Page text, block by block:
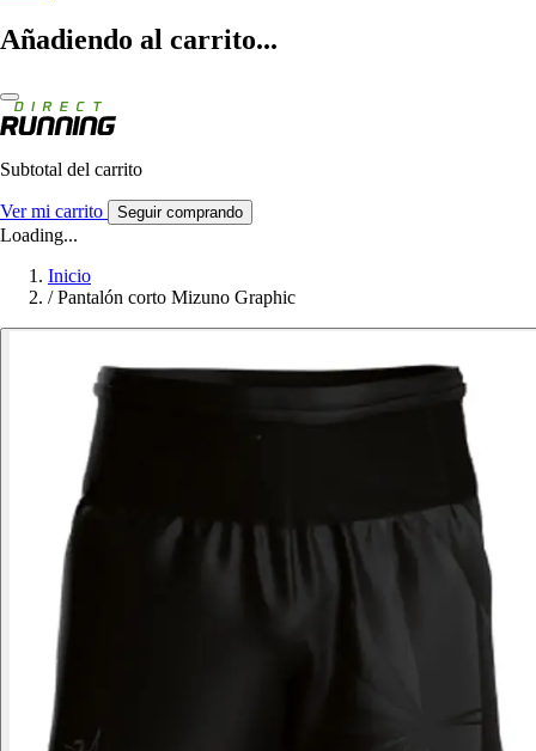
Añadiendo al carrito...
Subtotal del carrito
Ver mi carrito Seguir comprando
Loading...
Inicio
/ Pantalón corto Mizuno Graphic